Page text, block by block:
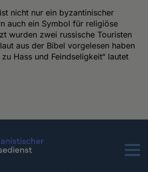
nicht nur ein byzantinischer
auch ein Symbol für religiöse
wurden zwei russische Touristen
aus der Bibel vorgelesen haben
Hass und Feindseligkeit“ lautet
Menu